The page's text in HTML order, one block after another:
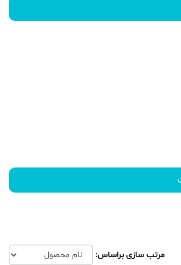
مرتب سازی براساس: